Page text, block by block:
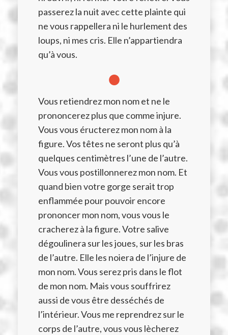
passerez la nuit avec cette plainte qui
ne vous rappellera ni le hurlement des
loups, ni mes cris. Elle n’appartiendra
qu’à vous.
●
Vous retiendrez mon nom et ne le
prononcerez plus que comme injure.
Vous vous éructerez mon nom à la
figure. Vos têtes ne seront plus qu’à
quelques centimètres l’une de l’autre.
Vous vous postillonnerez mon nom. Et
quand bien votre gorge serait trop
enflammée pour pouvoir encore
prononcer mon nom, vous vous le
cracherez à la figure. Votre salive
dégoulinera sur les joues, sur les bras
de l’autre. Elle les noiera de l’injure de
mon nom. Vous serez pris dans le flot
de mon nom. Mais vous souffrirez
aussi de vous être desséchés de
l’intérieur. Vous me reprendrez sur le
corps de l’autre, vous vous lècherez